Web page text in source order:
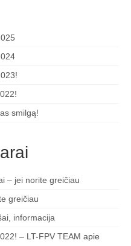
smilgą!
– jei norite greičiau
greičiau
informacija
– LT-FPV TEAM apie